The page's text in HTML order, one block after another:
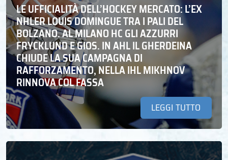
LE UFFICIALITÀ DELL’HOCKEY MERCATO: L’EX
NHLER LOUIS DOMINGUE TRA I PALI DEL
BOLZANO. AL MILANO HC GLI AZZURRI
FRYCKLUND E GIOS. IN AHL IL GHERDEINA
CHIUDE LA SUA CAMPAGNA DI
RAFFORZAMENTO, NELLA IHL MIKHNOV
RINNOVA COL FASSA
LEGGI TUTTO